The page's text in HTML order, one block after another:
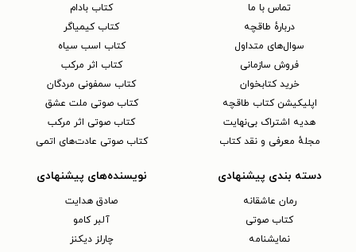
تماس با ما
دربارهٔ طاقچه
سوال‌های متداول
فروش سازمانی
خرید کتابخوان
اپلیکیشن کتاب طاقچه
هدیه اشتراک بی‌نهایت
مجلهٔ معرفی و نقد کتاب
کتاب بادام
کتاب کیمیاگر
کتاب اسب سیاه
کتاب اثر مرکب
کتاب سمفونی مردگان
کتاب صوتی ملت عشق
کتاب صوتی اثر مرکب
کتاب صوتی عادت‌های اتمی
دسته بندی پیشنهادی
رمان عاشقانه
کتاب‌ صوتی
نمایشنامه
نویسنده‌های پیشنهادی
صادق هدایت
آلبر کامو
چارلز دیکنز